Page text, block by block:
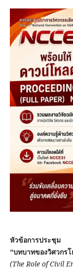
หัวข้อการประชุม
“บทบาทของวิศวกร
(The Role of Civil